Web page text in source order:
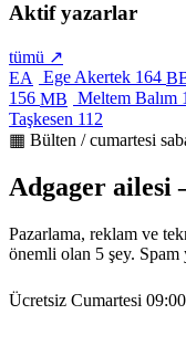
Aktif yazarlar
tümü ↗
EA
Ege Akertek 164
156 MB Meltem Balım
Taşkesen 112
▦ Bülten / cumartesi
Adgager ailesi
Pazarlama, reklam ve
önemli olan 5 şey.
Ücretsiz Cumartesi 09:00